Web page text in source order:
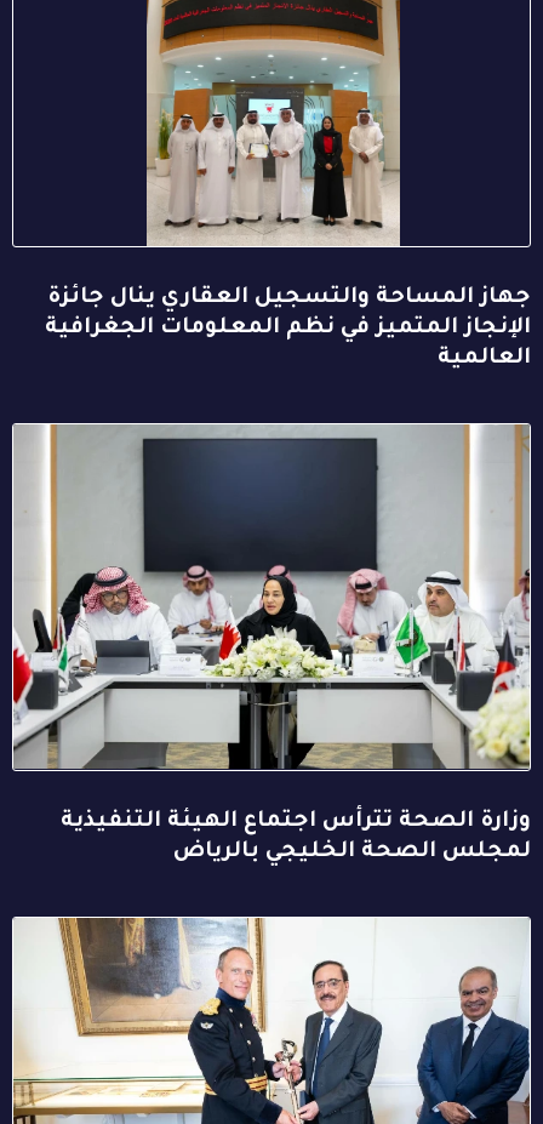
جهاز المساحة والتسجيل العقاري ينال جائزة
الإنجاز المتميز في نظم المعلومات الجغرافية
العالمية
وزارة الصحة تترأس اجتماع الهيئة التنفيذية
لمجلس الصحة الخليجي بالرياض